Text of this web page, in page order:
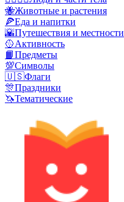
🐝Животные и растения
🍕Еда и напитки
🌇Путешествия и местности
🥎Активность
📙Предметы
💯Символы
🇺🇸Флаги
🎊Праздники
🦄Тематические